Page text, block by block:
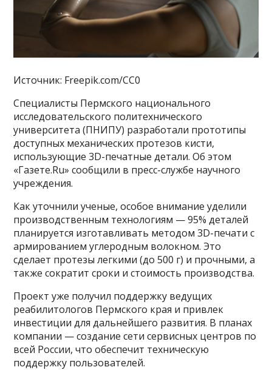
Источник: Freepik.com/CC0
Специалисты Пермского национального
исследовательского политехнического
университета (ПНИПУ) разработали прототипы
доступных механических протезов кисти,
использующие 3D-печатные детали. Об этом
«Газете.Ru» сообщили в пресс-службе научного
учреждения.
Как уточнили ученые, особое внимание уделили
производственным технологиям — 95% деталей
планируется изготавливать методом 3D-печати с
армированием углеродным волокном. Это
сделает протезы легкими (до 500 г) и прочными, а
также сократит сроки и стоимость производства.
Проект уже получил поддержку ведущих
реабилитологов Пермского края и привлек
инвестиции для дальнейшего развития. В планах
компании — создание сети сервисных центров по
всей России, что обеспечит техническую
поддержку пользователей.